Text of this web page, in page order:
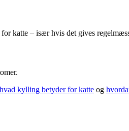
katte – især hvis det gives
hvad kylling betyder for katte og